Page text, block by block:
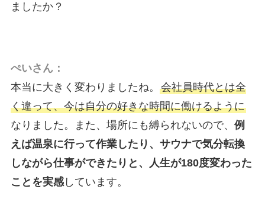
ましたか？
ぺいさん：
本当に大きく変わりましたね。 会社員時代とは全
く違って、今は自分の好きな時間に働けるように
なりました。また、場所にも縛られないので、 例
えば温泉に行って作業したり、サウナで気分転換
しながら仕事ができたりと、人生が180度変わった
ことを実感しています。